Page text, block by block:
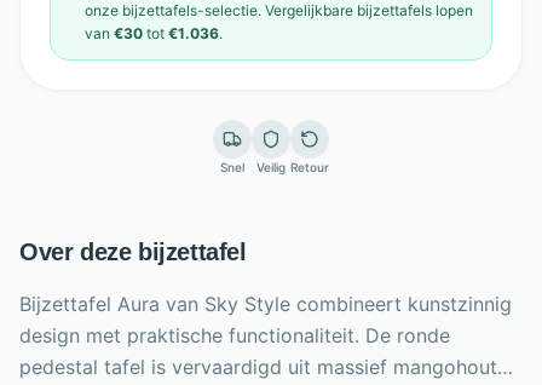
onze bijzettafels-selectie. Vergelijkbare bijzettafels lopen
van €30 tot €1.036.
Snel Veilig Retour
Over deze bijzettafel
Bijzettafel Aura van Sky Style combineert kunstzinnig
design met praktische functionaliteit. De ronde
pedestal tafel is vervaardigd uit massief mangohout